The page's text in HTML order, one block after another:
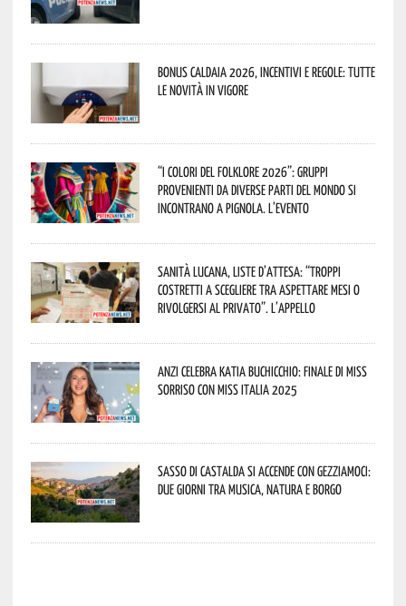
Bonus caldaia 2026, incentivi e regole: tutte
le novità in vigore
“I Colori del Folklore 2026”: gruppi
provenienti da diverse parti del mondo si
incontrano a Pignola. L’evento
Sanità lucana, liste d’attesa: “Troppi
costretti a scegliere tra aspettare mesi o
rivolgersi al privato”. L’appello
Anzi celebra Katia Buchicchio: finale di Miss
Sorriso con Miss Italia 2025
Sasso di Castalda si accende con Gezziamoci:
due giorni tra musica, natura e borgo